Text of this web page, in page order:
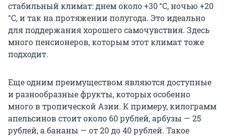
стабильный климат: днем около +30 °C, ночью +20
°C, и так на протяжении полугода. Это идеально
для поддержания хорошего самочувствия. Здесь
много пенсионеров, которым этот климат тоже
подходит.
Еще одним преимуществом являются доступные
и разнообразные фрукты, которых особенно
много в тропической Азии. К примеру, килограмм
апельсинов стоит около 60 рублей, арбузы — 25
рублей, а бананы — от 20 до 40 рублей. Такое